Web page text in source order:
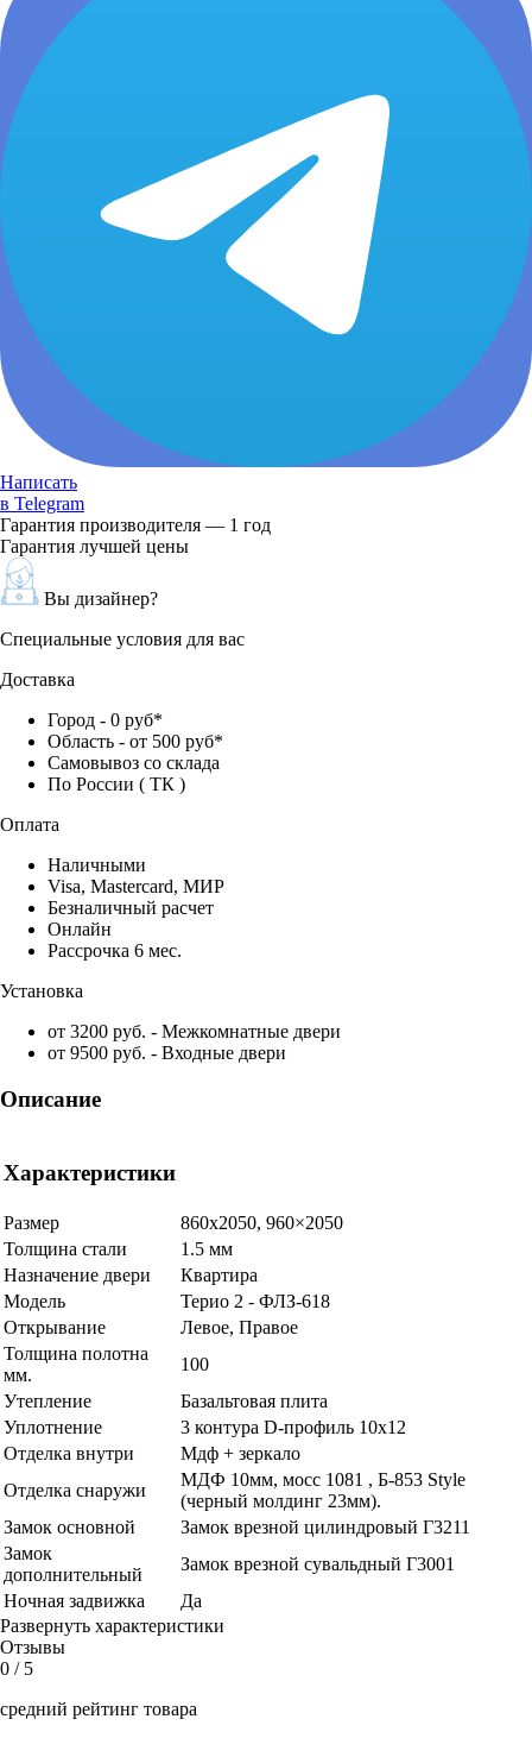
Написать
в Telegram
Гарантия производителя — 1 год
Гарантия лучшей цены
Вы дизайнер?
Специальные условия для вас
Доставка
Город - 0 руб*
Область - от 500 руб*
Самовывоз со склада
По России ( ТК )
Оплата
Наличными
Visa, Mastercard, МИР
Безналичный расчет
Онлайн
Рассрочка 6 мес.
Установка
от 3200 руб. - Межкомнатные двери
от 9500 руб. - Входные двери
Описание
Характеристики
Размер
860х2050, 960×2050
Толщина стали
1.5 мм
Назначение двери
Квартира
Модель
Терио 2 - ФЛЗ-618
Открывание
Левое, Правое
Толщина полотна
мм.
100
Утепление
Базальтовая плита
Уплотнение
3 контура D-профиль 10х12
Отделка внутри
Мдф + зеркало
Отделка снаружи
МДФ 10мм, мосс 1081 , Б-853 Style
(черный молдинг 23мм).
Замок основной
Замок врезной цилиндровый Г3211
Замок
дополнительный
Замок врезной сувальдный Г3001
Ночная задвижка
Да
Развернуть характеристики
Отзывы
0 / 5
средний рейтинг товара